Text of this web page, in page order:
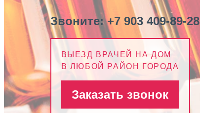
Звоните:+7 903 409-89-28
ВЫЕЗД ВРАЧЕЙ НА ДОМ
В ЛЮБОЙ РАЙОН ГОРОДА
Заказать звонок